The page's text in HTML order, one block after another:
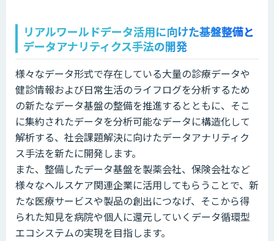
リアルワールドデータ活用に向けた基盤整備と
データアナリティクス手法の開発
様々なデータ形式で存在している大量の診療データや
健診情報および日常生活のライフログを分析するため
の新たなデータ基盤の整備を推進するとともに、そこ
に集約されたデータを分析可能なデータに構造化して
解析する、社会課題解決に向けたデータアナリティク
ス手法を新たに開発します。
また、整備したデータ基盤を製薬会社、保険会社など
様々なヘルスケア関連企業に活用してもらうことで、新
たな医療サービスや製品の創出につなげ、そこから得
られた知見を病院や個人に還元していくデータ循環型
エコシステムの実現を目指します。